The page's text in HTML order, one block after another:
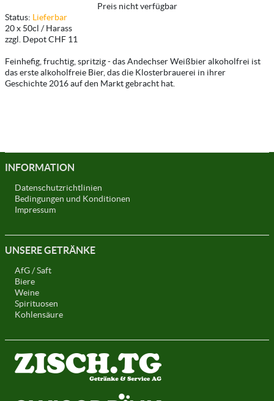
Preis nicht verfügbar
Status: Lieferbar
20 x 50cl / Harass
zzgl. Depot CHF 11
Feinhefig, fruchtig, spritzig - das Andechser Weißbier alkoholfrei ist
das erste alkoholfreie Bier, das die Klosterbrauerei in ihrer
Geschichte 2016 auf den Markt gebracht hat.
INFORMATION
Datenschutzrichtlinien
Bedingungen und Konditionen
Impressum
UNSERE GETRÄNKE
AfG / Saft
Biere
Weine
Spirituosen
Kohlensäure